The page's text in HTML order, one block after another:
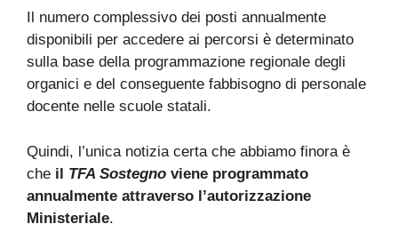
Il numero complessivo dei posti annualmente
disponibili per accedere ai percorsi è determinato
sulla base della programmazione regionale degli
organici e del conseguente fabbisogno di personale
docente nelle scuole statali.
Quindi, l’unica notizia certa che abbiamo finora è
che il TFA Sostegno viene programmato
annualmente attraverso l’autorizzazione
Ministeriale.